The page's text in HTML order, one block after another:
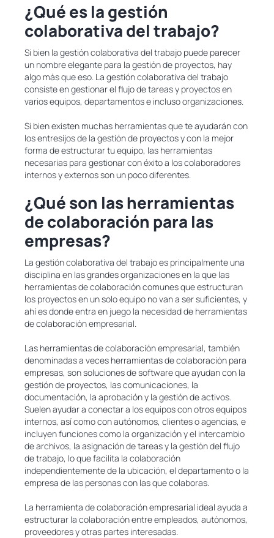
¿Qué es la gestión
colaborativa del trabajo?
Si bien la gestión colaborativa del trabajo puede parecer
un nombre elegante para la gestión de proyectos, hay
algo más que eso. La gestión colaborativa del trabajo
consiste en gestionar el flujo de tareas y proyectos en
varios equipos, departamentos e incluso organizaciones.
Si bien existen muchas herramientas que te ayudarán con
los entresijos de la gestión de proyectos y con la mejor
forma de estructurar tu equipo, las herramientas
necesarias para gestionar con éxito a los colaboradores
internos y externos son un poco diferentes.
¿Qué son las herramientas
de colaboración para las
empresas?
La gestión colaborativa del trabajo es principalmente una
disciplina en las grandes organizaciones en la que las
herramientas de colaboración comunes que estructuran
los proyectos en un solo equipo no van a ser suficientes, y
ahí es donde entra en juego la necesidad de herramientas
de colaboración empresarial.
Las herramientas de colaboración empresarial, también
denominadas a veces herramientas de colaboración para
empresas, son soluciones de software que ayudan con la
gestión de proyectos, las comunicaciones, la
documentación, la aprobación y la gestión de activos.
Suelen ayudar a conectar a los equipos con otros equipos
internos, así como con autónomos, clientes o agencias, e
incluyen funciones como la organización y el intercambio
de archivos, la asignación de tareas y la gestión del flujo
de trabajo, lo que facilita la colaboración
independientemente de la ubicación, el departamento o la
empresa de las personas con las que colaboras.
La herramienta de colaboración empresarial ideal ayuda a
estructurar la colaboración entre empleados, autónomos,
proveedores y otras partes interesadas.